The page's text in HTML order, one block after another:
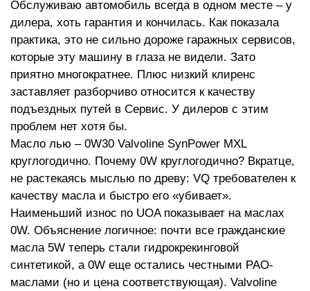
Обслуживаю автомобиль всегда в одном месте – у
дилера, хоть гарантия и кончилась. Как показала
практика, это не сильно дороже гаражных сервисов,
которые эту машину в глаза не видели. Зато
приятно многократнее. Плюс низкий клиренс
заставляет разборчиво относится к качеству
подъездных путей в Сервис. У дилеров с этим
проблем нет хотя бы.
Масло лью – 0W30 Valvoline SynPower MXL
круглогодично. Почему 0W круглогодично? Вкратце,
не растекаясь мыслью по древу: VQ требователен к
качеству масла и быстро его «убивает».
Наименьший износ по UOA показывает на маслах
0W. Объяснение логичное: почти все гражданские
масла 5W теперь стали гидрокрекинговой
синтетикой, а 0W еще остались честными PAO-
маслами (но и цена соответствующая). Valvoline